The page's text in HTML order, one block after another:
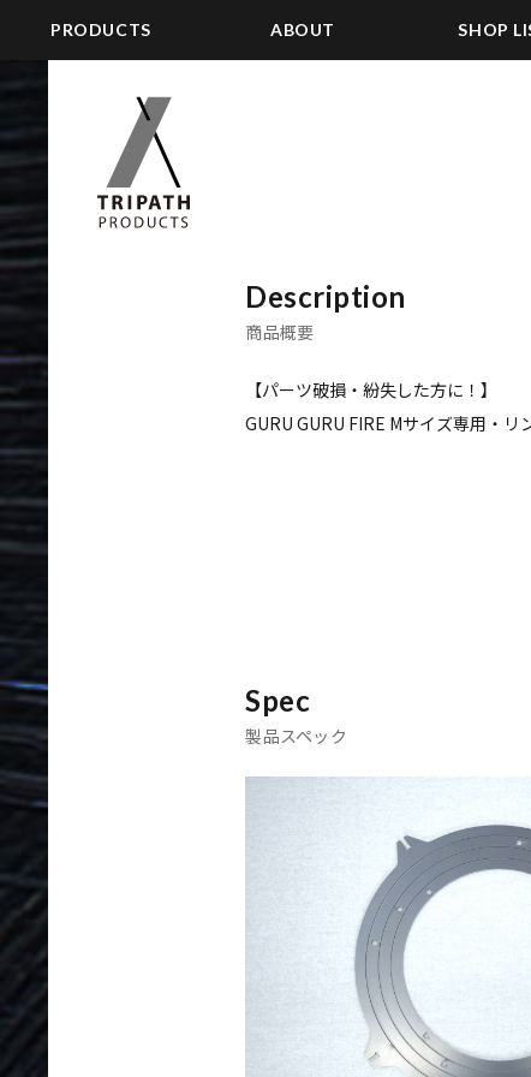
PRODUCTS ABOUT SHOP
Description
商品概要
【パーツ破損・紛失した方に！】
GURU GURU FIRE Mサイズ専用・リ
Spec
製品スペック